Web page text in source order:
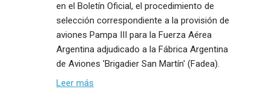
en el Boletín Oficial, el procedimiento de
selección correspondiente a la provisión de
aviones Pampa III para la Fuerza Aérea
Argentina adjudicado a la Fábrica Argentina
de Aviones 'Brigadier San Martín' (Fadea).
Leer más